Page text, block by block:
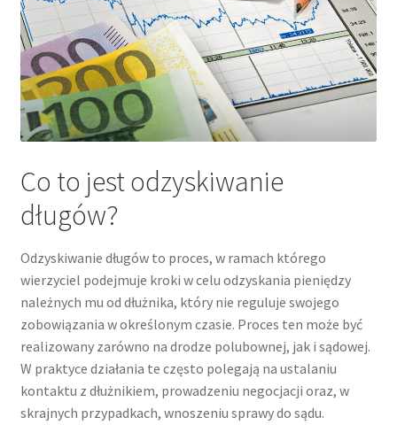
Co to jest odzyskiwanie
długów?
Odzyskiwanie długów to proces, w ramach którego
wierzyciel podejmuje kroki w celu odzyskania pieniędzy
należnych mu od dłużnika, który nie reguluje swojego
zobowiązania w określonym czasie. Proces ten może być
realizowany zarówno na drodze polubownej, jak i sądowej.
W praktyce działania te często polegają na ustalaniu
kontaktu z dłużnikiem, prowadzeniu negocjacji oraz, w
skrajnych przypadkach, wnoszeniu sprawy do sądu.